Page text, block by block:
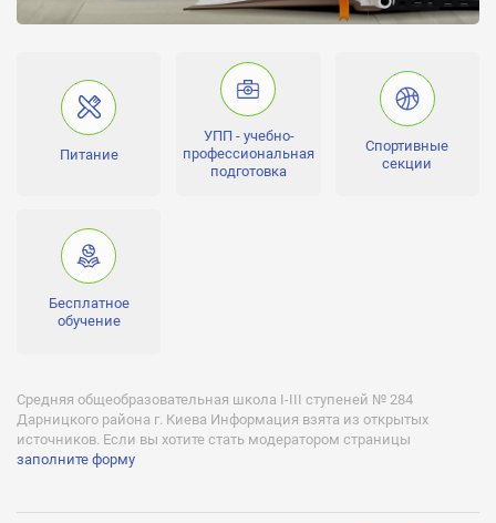
Питание
УПП - учебно-
профессиональная
подготовка
Спортивные
секции
Бесплатное
обучение
Средняя общеобразовательная школа I-III ступеней № 284
Дарницкого района г. Киева Информация взята из открытых
источников. Если вы хотите стать модератором страницы
заполните форму